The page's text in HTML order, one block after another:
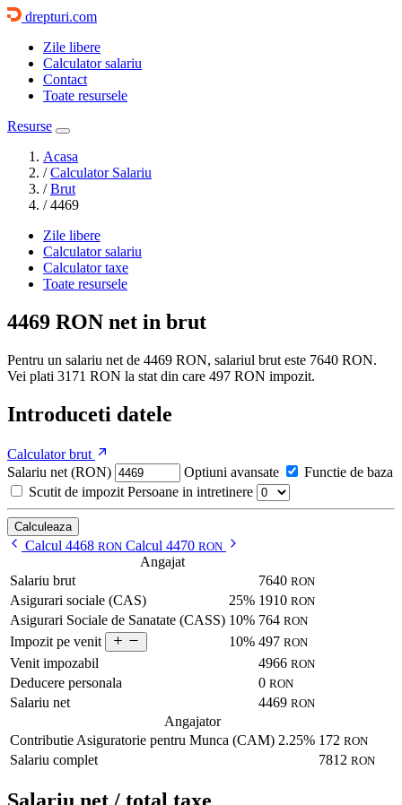
drepturi.com
Zile libere
Calculator salariu
Contact
Toate resursele
Resurse
Acasa
/ Calculator Salariu
/ Brut
/ 4469
Zile libere
Calculator salariu
Calculator taxe
Toate resursele
4469 RON net in brut
Pentru un salariu net de 4469 RON, salariul brut este 7640 RON.
Vei plati 3171 RON la stat din care 497 RON impozit.
Introduceti datele
Calculator brut
Salariu net (RON)
Optiuni avansate
Functie de baza
Scutit de impozit Persoane in intretinere
Calculeaza
Calcul 4468 RON Calcul 4470 RON
Angajat
Salariu brut
7640 RON
Asigurari sociale (CAS) 25% 1910 RON
Asigurari Sociale de Sanatate (CASS) 10% 764 RON
Impozit pe venit 10% 497 RON
Venit impozabil 4966 RON
Deducere personala 0 RON
Salariu net 4469 RON
Angajator
Contributie Asiguratorie pentru Munca (CAM) 2.25% 172 RON
Salariu complet 7812 RON
Salariu net / total taxe